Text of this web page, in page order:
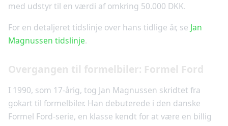
med udstyr til en værdi af omkring 50.000 DKK.
For en detaljeret tidslinje over hans tidlige år, se Jan
Magnussen tidslinje.
Overgangen til formelbiler: Formel Ford
I 1990, som 17-årig, tog Jan Magnussen skridtet fra
gokart til formelbiler. Han debuterede i den danske
Formel Ford-serie, en klasse kendt for at være en billig